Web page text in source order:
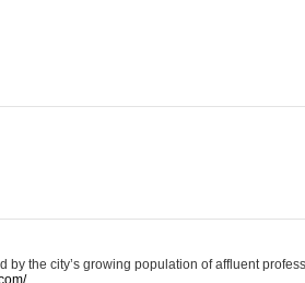
the city’s growing population of affluent